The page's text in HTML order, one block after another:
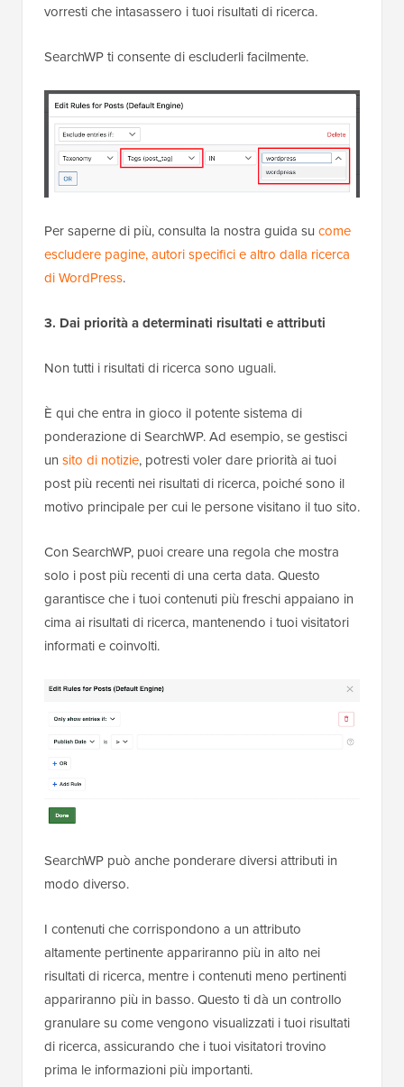
vorresti che intasassero i tuoi risultati di ricerca.
SearchWP ti consente di escluderli facilmente.
Per saperne di più, consulta la nostra guida su come
escludere pagine, autori specifici e altro dalla ricerca
di WordPress.
3. Dai priorità a determinati risultati e attributi
Non tutti i risultati di ricerca sono uguali.
È qui che entra in gioco il potente sistema di
ponderazione di SearchWP. Ad esempio, se gestisci
un sito di notizie, potresti voler dare priorità ai tuoi
post più recenti nei risultati di ricerca, poiché sono il
motivo principale per cui le persone visitano il tuo sito.
Con SearchWP, puoi creare una regola che mostra
solo i post più recenti di una certa data. Questo
garantisce che i tuoi contenuti più freschi appaiano in
cima ai risultati di ricerca, mantenendo i tuoi visitatori
informati e coinvolti.
SearchWP può anche ponderare diversi attributi in
modo diverso.
I contenuti che corrispondono a un attributo
altamente pertinente appariranno più in alto nei
risultati di ricerca, mentre i contenuti meno pertinenti
appariranno più in basso. Questo ti dà un controllo
granulare su come vengono visualizzati i tuoi risultati
di ricerca, assicurando che i tuoi visitatori trovino
prima le informazioni più importanti.